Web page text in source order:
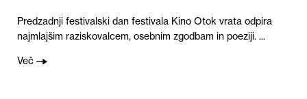
Predzadnji festivalski dan festivala Kino Otok vrata odpira
najmlajšim raziskovalcem, osebnim zgodbam in poeziji. ...
Več